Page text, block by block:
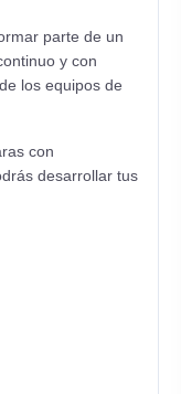
parte de un
y con
los equipos de
con
desarrollar tus